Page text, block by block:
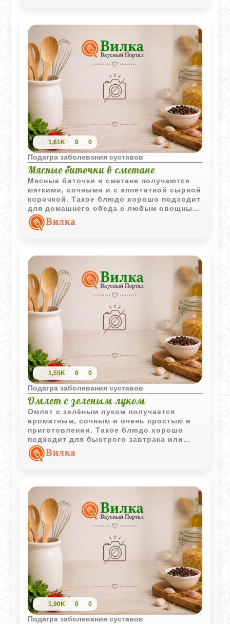
1,61K 0 0
Подагра заболевания суставов
Мясные биточки в сметане
Мясные биточки в сметане получаются
мягкими, сочными и с аппетитной сырной
корочкой. Такое блюдо хорошо подходит
для домашнего обеда с любым овощным
гарниром.
Вилка
1,55K 0 0
Подагра заболевания суставов
Омлет с зеленым луком
Омлет с зелёным луком получается
ароматным, сочным и очень простым в
приготовлении. Такое блюдо хорошо
подходит для быстрого завтрака или
лёгкого домашнего ужина.
Вилка
1,90K 0 0
Подагра заболевания суставов